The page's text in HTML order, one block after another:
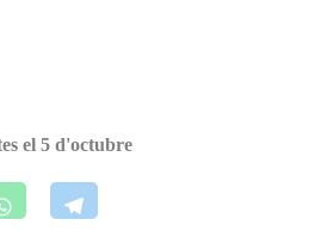
el 5 d'octubre